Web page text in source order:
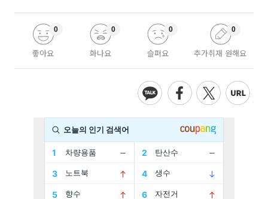
좋아요
0
화나요
0
슬퍼요
0
추가취재 원해요
0